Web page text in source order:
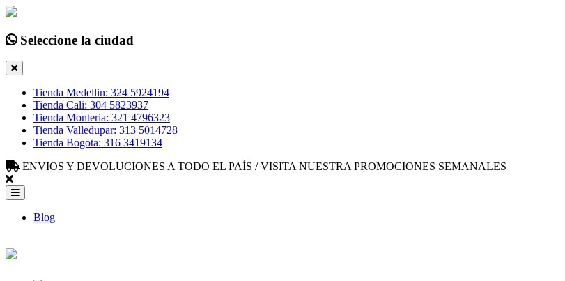
Seleccione la ciudad
Tienda Medellin: 324 5924194
Tienda Cali: 304 5823937
Tienda Monteria: 321 4796323
Tienda Valledupar: 313 5014728
Tienda Bogota: 316 3419134
ENVIOS Y DEVOLUCIONES A TODO EL PAÍS / VISITA NUESTRA PROMOCIONES SEMANALES
Blog